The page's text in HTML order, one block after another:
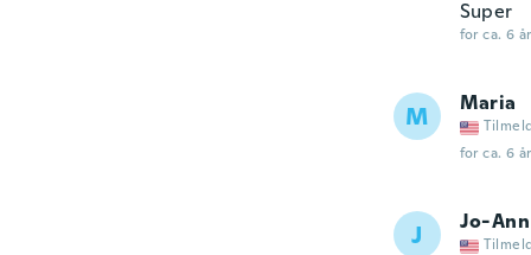
Super
for ca. 6
M Maria
for ca. 6
J Jo-Ann